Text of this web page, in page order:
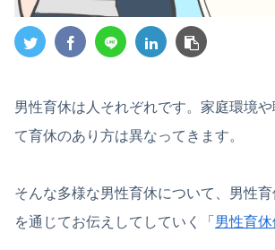
男性育休は人それぞれです。家庭環境
て育休のあり方は異なってきます。
そんな多様な男性育休について、男性
を通じてお伝えしてしていく「 男性育